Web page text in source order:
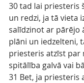
30 tad lai priesteris
un redzi, ja tā vieta
salīdzinot ar pārējo
plāni un iedzelteni,
priesteris atzīst par
spitālība galvā vai
31 Bet, ja priesteris